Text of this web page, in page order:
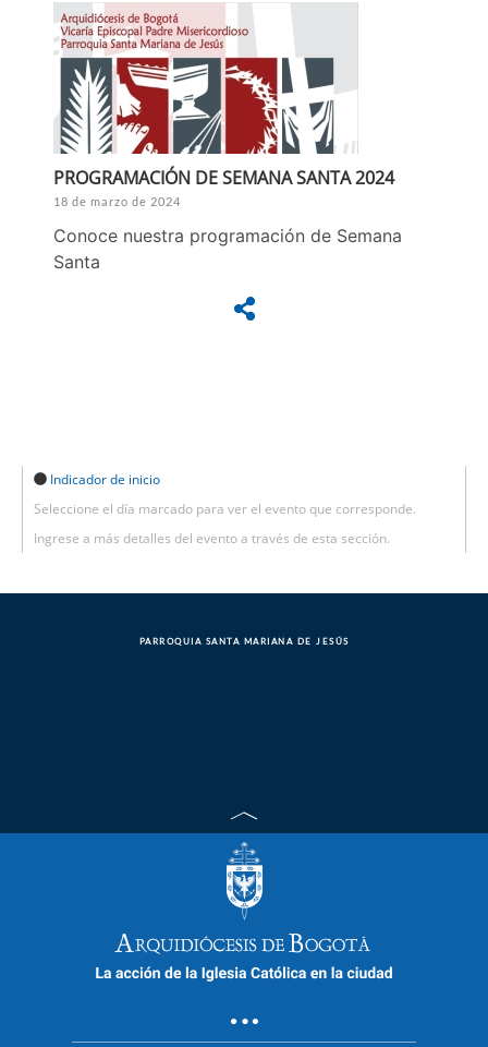
PROGRAMACIÓN DE SEMANA SANTA 2024
18 de marzo de 2024
Conoce nuestra programación de Semana
Santa
Indicador de inicio
Seleccione el día marcado para ver el evento que corresponde.
Ingrese a más detalles del evento a través de esta sección.
PARROQUIA SANTA MARIANA DE JESÚS